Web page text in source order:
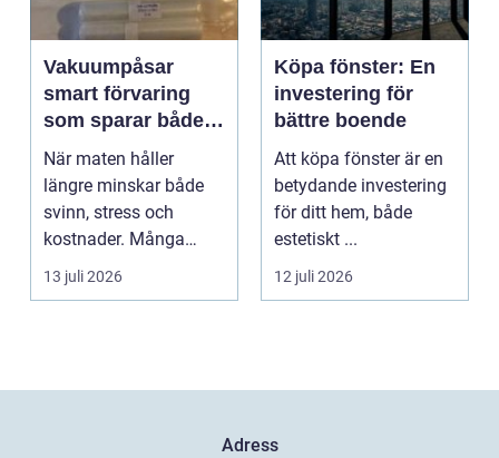
Vakuumpåsar
smart förvaring
som sparar både
mat och pengar
När maten håller
längre minskar både
svinn, stress och
kostnader. Många
hushåll och mindre
företag s...
13 juli 2026
Köpa fönster: En
investering för
bättre boende
Att köpa fönster är en
betydande investering
för ditt hem, både
estetiskt ...
12 juli 2026
Adress